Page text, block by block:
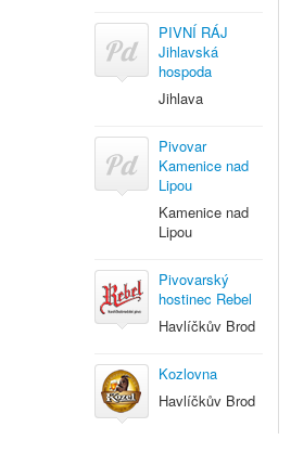
PIVNÍ RÁJ
Jihlavská
hospoda
Jihlava
Pivovar
Kamenice nad
Lipou
Kamenice nad
Lipou
Pivovarský
hostinec Rebel
Havlíčkův Brod
Kozlovna
Havlíčkův Brod